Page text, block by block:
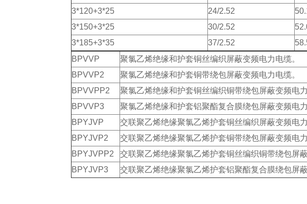
3*120+3*25
24/2.52
3*150+3*25
30/2.52
3*185+3*35
37/2.52
BPVVP
聚氯乙烯绝缘和护套铜丝编织屏蔽变频电力电缆。
BPVVP2
聚氯乙烯绝缘和护套铜带绕包屏蔽变频电力电缆。
BPVVPP2
聚氯乙烯绝缘和护套铜丝编织铜带绕包屏蔽变频电力
BPVVP3
聚氯乙烯绝缘和护套铝聚酯复合膜绕包屏蔽变频电力
BPYJVP
交联聚乙烯绝缘聚氯乙烯护套铜丝编织屏蔽变频电力
BPYJVP2
交联聚乙烯绝缘聚氯乙烯护套铜带绕包屏蔽变频电力
BPYJVPP2
交联聚乙烯绝缘聚氯乙烯护套铜丝编织铜带绕包屏
BPYJVP3
交联聚乙烯绝缘聚氯乙烯护套铝聚酯复合膜绕包屏